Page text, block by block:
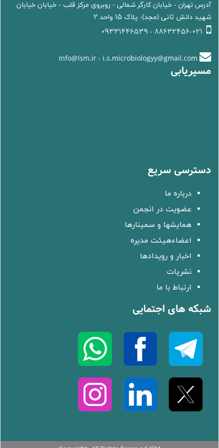
آدرس تهران - خیابان کارگر شمالی - روبروی مرکز قلب - خیابان خیابان
شهید دانش ثانی (مجد)- پلاک 15 واحد 2
مسیریابی
دسترسی سریع
درباره ما
عضویت در انجمن
همایشها و سمینارها
اعضاءهیئت مدیره
اخبار و رویدادها
نشریات
ارتباط با ما
شبکه های اجتمایی